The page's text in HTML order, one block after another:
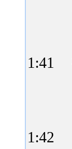
1:41
1:42